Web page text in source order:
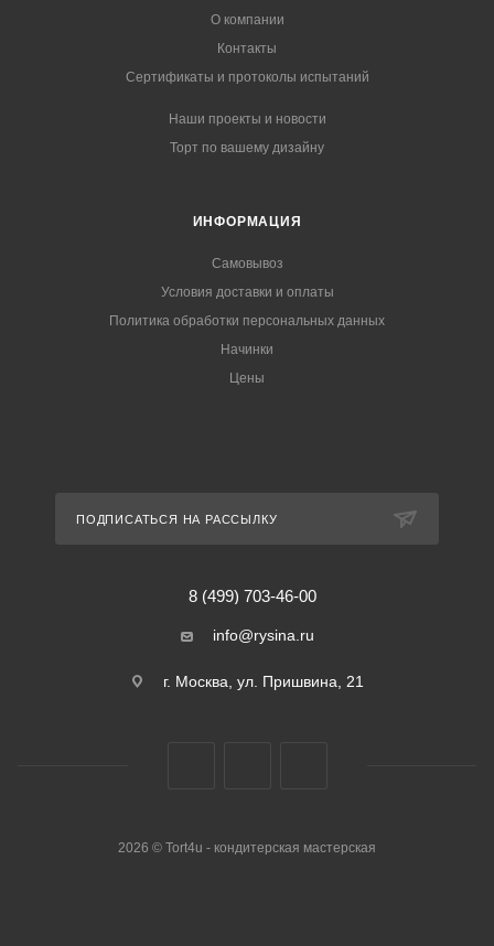
О компании
Контакты
Сертификаты и протоколы испытаний
Наши проекты и новости
Торт по вашему дизайну
ИНФОРМАЦИЯ
Самовывоз
Условия доставки и оплаты
Политика обработки персональных данных
Начинки
Цены
ПОДПИСАТЬСЯ НА РАССЫЛКУ
8 (499) 703-46-00
info@rysina.ru
г. Москва, ул. Пришвина, 21
2026 © Tort4u - кондитерская мастерская